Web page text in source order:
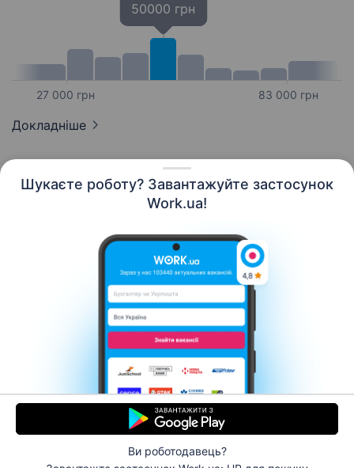
Шукаєте роботу? Завантажуйте застосунок
Work.ua!
Ви роботодавець?
27 000 грн
50000 грн
83 000 грн
Докладніше
Контакти Про нас
Кар’єра
Допомога Умови використання
© 2006–2026 Work.ua. Сервіс пошуку роботи №1 в